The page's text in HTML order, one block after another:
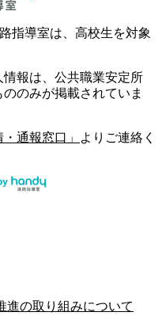
指導室は、高校生を対象
報は、公共職業安定所
のみが掲載されていま
・通報窓口」
よりご連絡く
進の取り組みについて